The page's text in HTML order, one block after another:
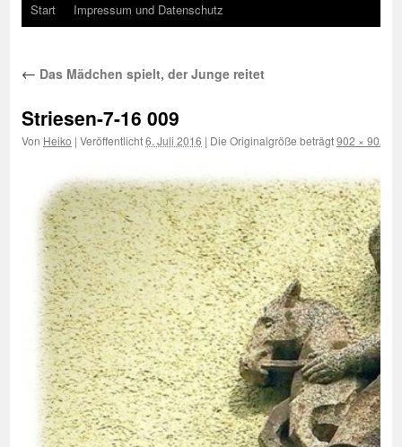
Start Impressum und Datenschutz
← Das Mädchen spielt, der Junge reitet
Striesen-7-16 009
Von Heiko | Veröffentlicht6. Juli 2016 | Die Originalgröße beträgt902 × 902